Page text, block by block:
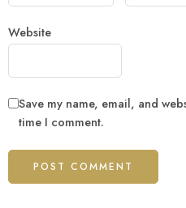
Website
Save my name, email, and
time I comment.